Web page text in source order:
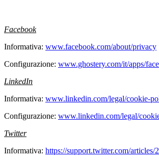
Facebook
Informativa: www.facebook.com/about/privacy
Configurazione: www.ghostery.com/it/apps/
LinkedIn
Informativa: www.linkedin.com/legal/cookie-
Configurazione: www.linkedin.com/legal/
Twitter
Informativa: https://support.twitter.com/articles/